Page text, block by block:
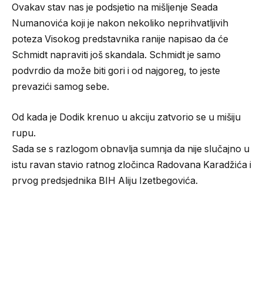
Ovakav stav nas je podsjetio na mišljenje Seada
Numanovića koji je nakon nekoliko neprihvatljivih
poteza Visokog predstavnika ranije napisao da će
Schmidt napraviti još skandala. Schmidt je samo
podvrdio da može biti gori i od najgoreg, to jeste
prevazići samog sebe.
Od kada je Dodik krenuo u akciju zatvorio se u mišiju
rupu.
Sada se s razlogom obnavlja sumnja da nije slučajno u
istu ravan stavio ratnog zločinca Radovana Karadžića i
prvog predsjednika BIH Aliju Izetbegovića.